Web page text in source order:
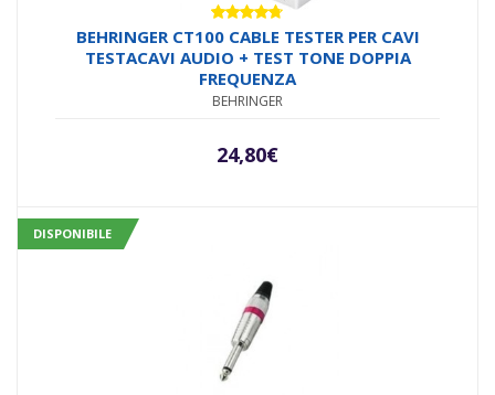
Valutato
4.67su 5
BEHRINGER CT100 CABLE TESTER PER CAVI
TESTACAVI AUDIO + TEST TONE DOPPIA
FREQUENZA
BEHRINGER
24,80€
DISPONIBILE